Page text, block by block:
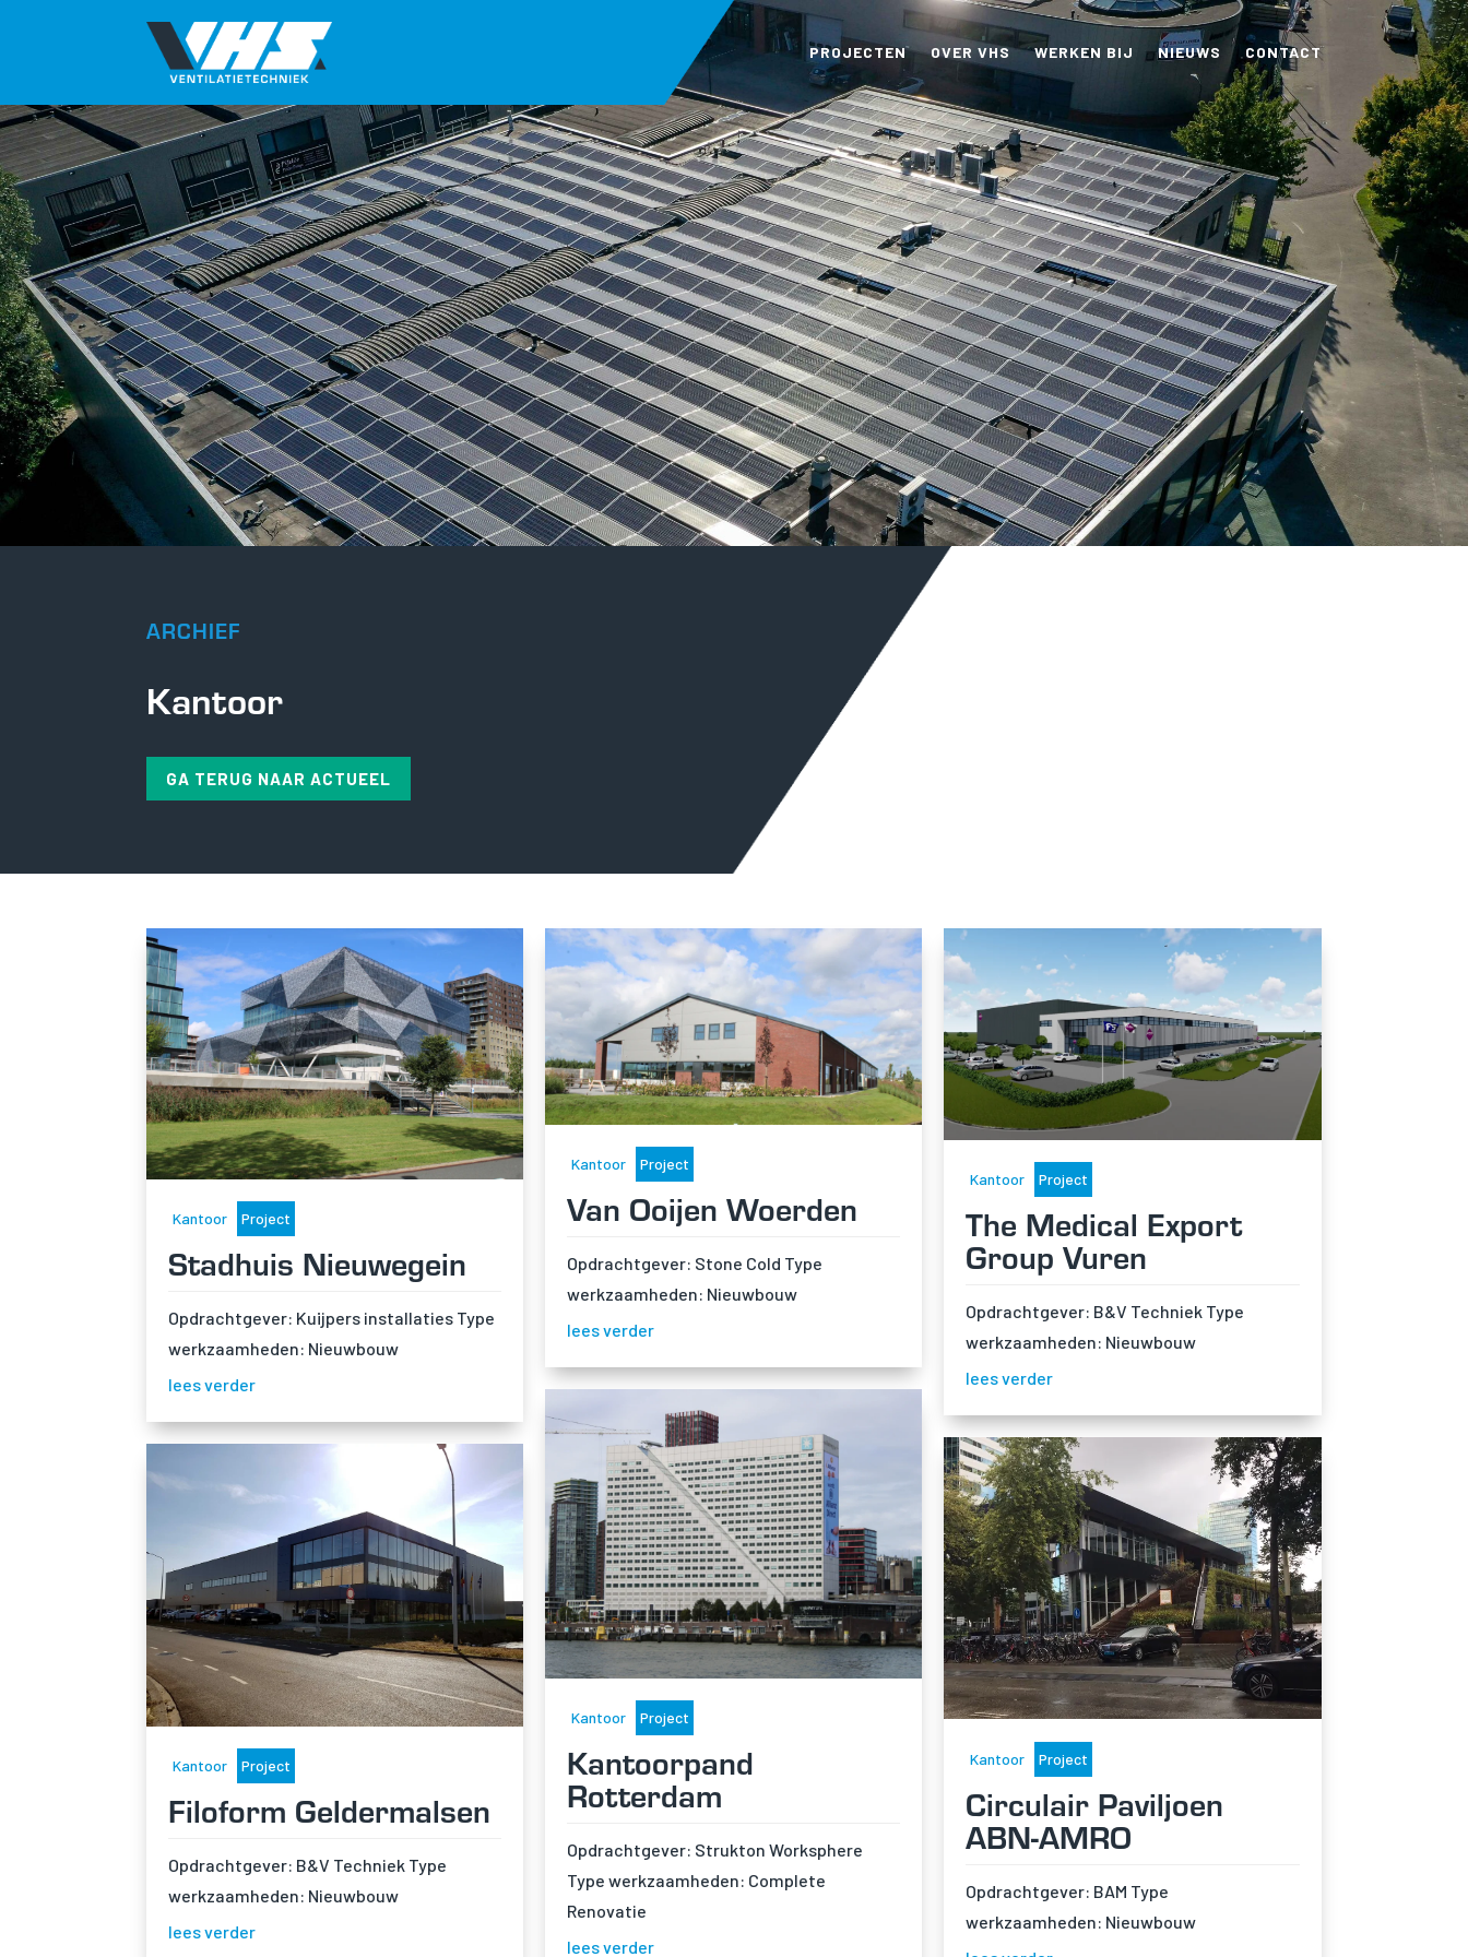
PROJECTEN OVER VHS WERKEN BIJ NIEUWS CONTACT
ARCHIEF
Kantoor
GA TERUG NAAR ACTUEEL
Kantoor Project
Stadhuis Nieuwegein
Opdrachtgever: Kuijpers installaties Type
werkzaamheden: Nieuwbouw
lees verder
Kantoor Project
Van Ooijen Woerden
Opdrachtgever: Stone Cold Type
werkzaamheden: Nieuwbouw
lees verder
Kantoor Project
The Medical Export
Group Vuren
Opdrachtgever: B&V Techniek Type
werkzaamheden: Nieuwbouw
lees verder
Kantoor Project
Kantoorpand
Rotterdam
Opdrachtgever: Strukton Worksphere
Type werkzaamheden: Complete
Renovatie
lees verder
Kantoor Project
Circulair Paviljoen
ABN-AMRO
Opdrachtgever: BAM Type
werkzaamheden: Nieuwbouw
Kantoor Project
Filoform Geldermalsen
Opdrachtgever: B&V Techniek Type
werkzaamheden: Nieuwbouw
lees verder